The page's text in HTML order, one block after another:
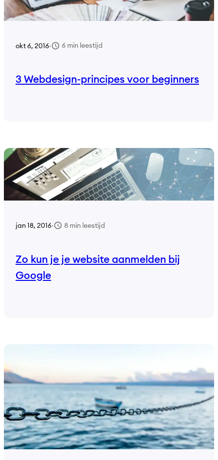
okt 6, 2016· 6 min leestijd
3 Webdesign-principes voor beginners
jan 18, 2016· 8 min leestijd
Zo kun je je website aanmelden bij
Google